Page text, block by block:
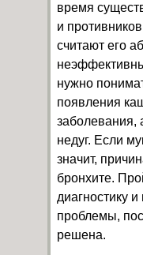
время
и
считают его
нужно
появления
заболевания,
недуг. Если
значит,
бронхите.
диагностику
проблемы,
решена.